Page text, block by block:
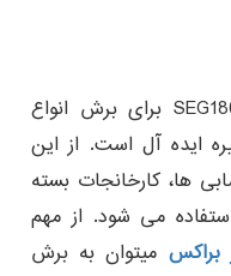
اره استخوان بر براکس مدل SEG1800A برای برش انواع
ایده آل است. از این
ها، کارخانجات بسته
می شود. از مهم
براکس میتوان به برش